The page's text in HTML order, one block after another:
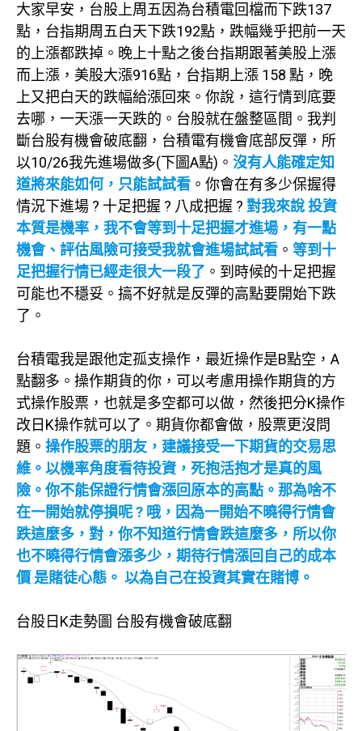
大家早安，台股上周五因為台積電回檔而下跌137
點，台指期周五白天下跌192點，跌幅幾乎把前一天
的上漲都跌掉。晚上十點之後台指期跟著美股上漲
而上漲，美股大漲916點，台指期上漲 158 點，晚
上又把白天的跌幅給漲回來。你說，這行情到底要
去哪，一天漲一天跌的。台股就在盤整區間。我判
斷台股有機會破底翻，台積電有機會底部反彈，所
以10/26我先進場做多(下圖A點)。 沒有人能確定知
道將來能如何，只能試試看 。你會在有多少保握得
情況下進場 ? 十足把握 ? 八成把握 ? 對我來說 投資
本質是機率，我不會等到十足把握才進場，有一點
機會、評估風險可接受我就會進場試試看 。 等到十
足把握行情已經走很大一段了 。到時候的十足把握
可能也不穩妥。搞不好就是反彈的高點要開始下跌
了。
台積電我是跟他定孤支操作，最近操作是B點空，A
點翻多。操作期貨的你，可以考慮用操作期貨的方
式操作股票，也就是多空都可以做，然後把分K操作
改日K操作就可以了。期貨你都會做，股票更沒問
題。 操作股票的朋友，建議接受一下期貨的交易思
維。以機率角度看待投資，死抱活抱才是真的風
險。你不能保證行情會漲回原本的高點。那為啥不
在一開始就停損呢 ? 哦，因為一開始不曉得行情會
跌這麼多，對，你不知道行情會跌這麼多，所以你
也不曉得行情會漲多少，期待行情漲回自己的成本
價 是賭徒心態。 以為自己在投資其實在賭博。
台股日K走勢圖 台股有機會破底翻